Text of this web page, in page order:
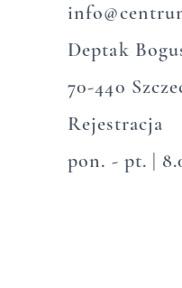
Deptak
70-440
Rejestracja
pon. - pt. |